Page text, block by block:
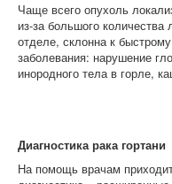
Чаще всего опухоль
из-за большого
отделе, склонна к
заболевания: нарушение
инородного тела в горле,
Диагностика рака гортани
На помощь врачам